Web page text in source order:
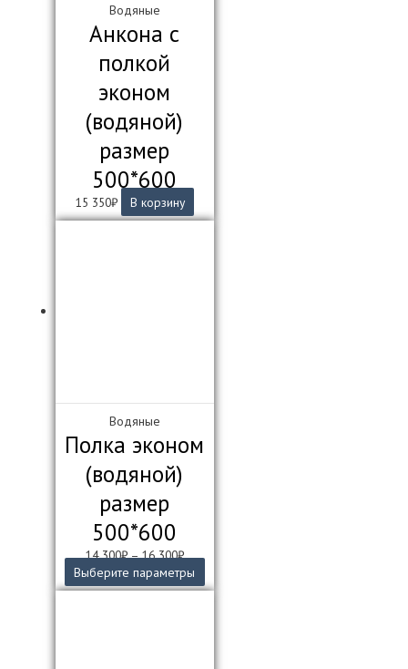
Водяные
Анкона с
полкой
эконом
(водяной)
размер
500*600
15 350₽ В корзину
Водяные
Полка эконом
(водяной)
размер
500*600
14 300₽–16 300₽
Выберите параметры
товар